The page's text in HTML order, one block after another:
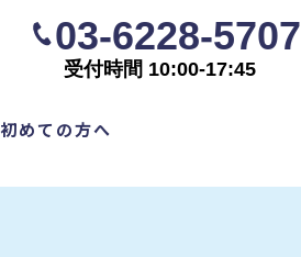
03-6228-5707
受付時間 10:00-17:45
初めての方へ